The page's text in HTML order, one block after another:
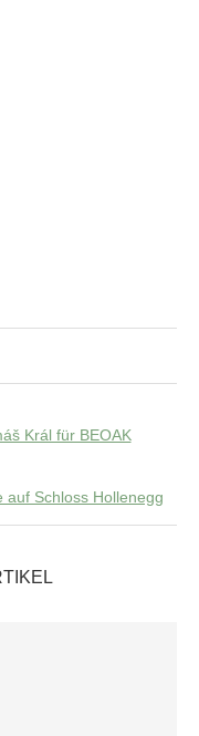
Král für BEOAK
auf Schloss Hollenegg